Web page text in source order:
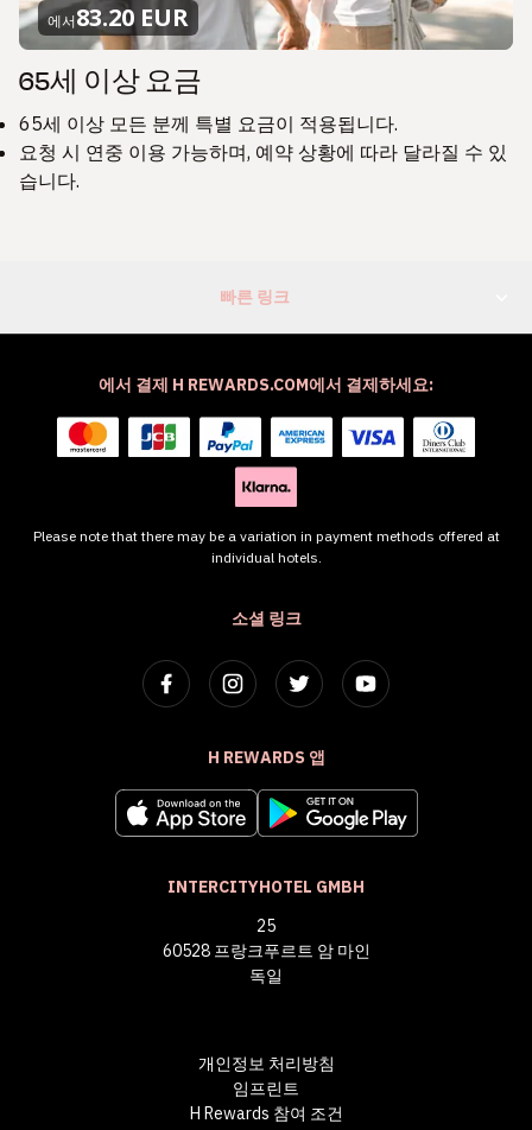
에서83.20 EUR
65세 이상 요금
65세 이상 모든 분께 특별 요금이 적용됩니다.
요청 시 연중 이용 가능하며, 예약 상황에 따라 달라질 수 있
습니다.
빠른 링크
소셜 링크
H REWARDS 앱
INTERCITYHOTEL GMBH
25
60528 프랑크푸르트 암 마인
독일
에서 결제 H REWARDS.COM에서 결제하세요:
Please note that there may be a variation in payment methods offered at
individual hotels.
개인정보 처리방침
임프린트
H Rewards 참여 조건